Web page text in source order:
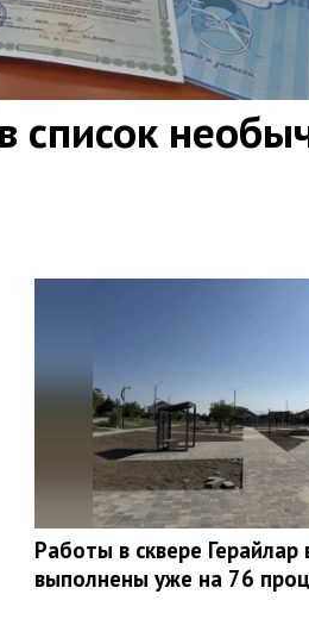
список
Работы в сквере Герайлар
выполнены уже на 76